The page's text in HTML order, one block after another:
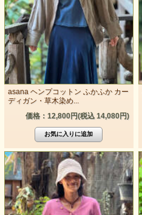
asana ヘンプコットン ふかふか カー
ディガン・草木染め...
価格：12,800円(税込 14,080円)